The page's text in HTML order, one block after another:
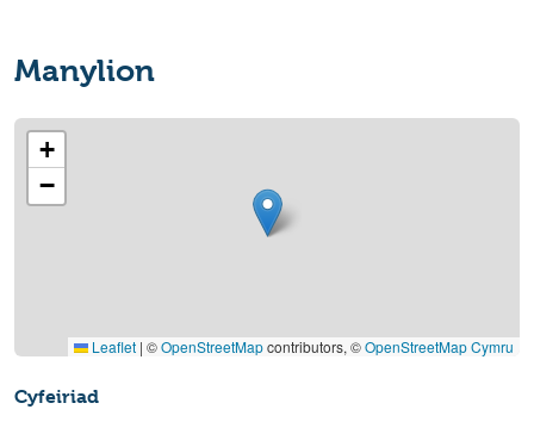
Manylion
+
−
Leaflet | ©OpenStreetMapcontributors, ©OpenStreetMap Cymru
Cyfeiriad